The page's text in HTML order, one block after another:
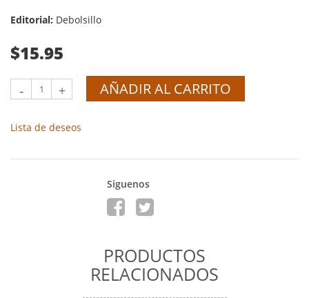
Editorial: Debolsillo
$15.95
- + AÑADIR AL CARRITO
Lista de deseos
Siguenos
PRODUCTOS
RELACIONADOS